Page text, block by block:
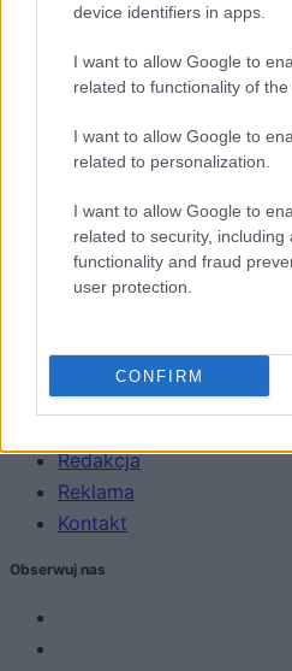
device identifiers in apps.
I want to allow Google to
related to functionality of the
I want to allow Google to
related to personalization.
I want to allow Google to
related to security, including
functionality and fraud
user protection.
CONFIRM
SMARTFONY
TABLETY
WEARABLE
Recenzje
Porównania
Co kupić
Porady
Promocje
FinTech
Gaming
Redakcja
Reklama
Kontakt
Obserwuj nas